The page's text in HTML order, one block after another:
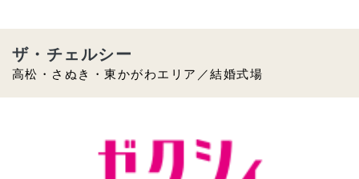
高松・さぬき・東かがわエリア／結婚式場
ザ・チェルシー